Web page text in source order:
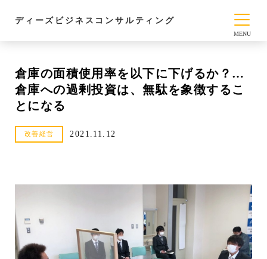
ディーズビジネスコンサルティング
倉庫の面積使用率を以下に下げるか？…
倉庫への過剰投資は、無駄を象徴するこ
とになる
改善経営 2021.11.12